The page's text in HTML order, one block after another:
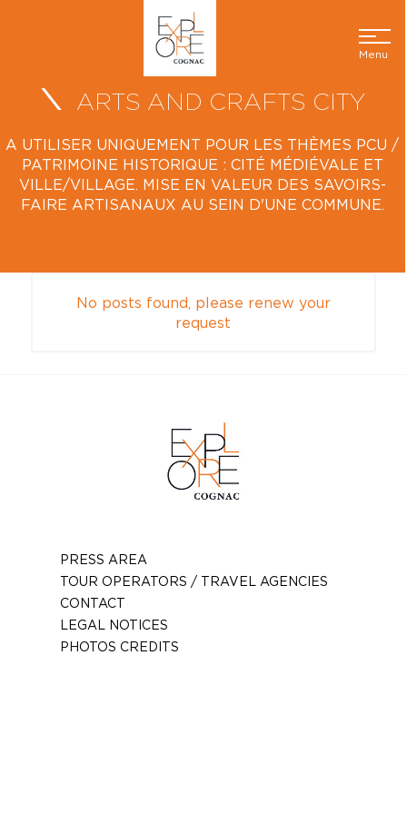
Menu
ARTS AND CRAFTS CITY
A UTILISER UNIQUEMENT POUR LES THÈMES PCU /
PATRIMOINE HISTORIQUE : CITÉ MÉDIÉVALE ET
VILLE/VILLAGE. MISE EN VALEUR DES SAVOIRS-
FAIRE ARTISANAUX AU SEIN D'UNE COMMUNE.
No posts found, please renew your
request
PRESS AREA
TOUR OPERATORS / TRAVEL AGENCIES
CONTACT
LEGAL NOTICES
PHOTOS CREDITS